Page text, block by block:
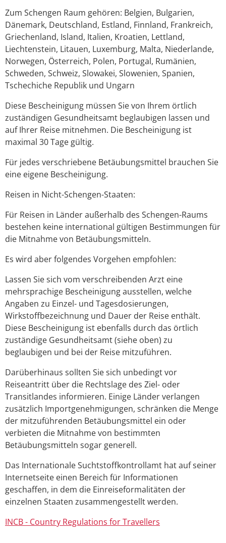
Zum Schengen Raum gehören: Belgien, Bulgarien,
Dänemark, Deutschland, Estland, Finnland, Frankreich,
Griechenland, Island, Italien, Kroatien, Lettland,
Liechtenstein, Litauen, Luxemburg, Malta, Niederlande,
Norwegen, Österreich, Polen, Portugal, Rumänien,
Schweden, Schweiz, Slowakei, Slowenien, Spanien,
Tschechiche Republik und Ungarn
Diese Bescheinigung müssen Sie von Ihrem örtlich
zuständigen Gesundheitsamt beglaubigen lassen und
auf Ihrer Reise mitnehmen. Die Bescheinigung ist
maximal 30 Tage gültig.
Für jedes verschriebene Betäubungsmittel brauchen Sie
eine eigene Bescheinigung.
Reisen in Nicht-Schengen-Staaten:
Für Reisen in Länder außerhalb des Schengen-Raums
bestehen keine international gültigen Bestimmungen für
die Mitnahme von Betäubungsmitteln.
Es wird aber folgendes Vorgehen empfohlen:
Lassen Sie sich vom verschreibenden Arzt eine
mehrsprachige Bescheinigung ausstellen, welche
Angaben zu Einzel- und Tagesdosierungen,
Wirkstoffbezeichnung und Dauer der Reise enthält.
Diese Bescheinigung ist ebenfalls durch das örtlich
zuständige Gesundheitsamt (siehe oben) zu
beglaubigen und bei der Reise mitzuführen.
Darüberhinaus sollten Sie sich unbedingt vor
Reiseantritt über die Rechtslage des Ziel- oder
Transitlandes informieren. Einige Länder verlangen
zusätzlich Importgenehmigungen, schränken die Menge
der mitzuführenden Betäubungsmittel ein oder
verbieten die Mitnahme von bestimmten
Betäubungsmitteln sogar generell.
Das Internationale Suchtstoffkontrollamt hat auf seiner
Internetseite einen Bereich für Informationen
geschaffen, in dem die Einreiseformalitäten der
einzelnen Staaten zusammengestellt werden.
INCB - Country Regulations for Travellers